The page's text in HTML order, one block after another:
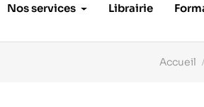
Nos services Librairie
Accueil